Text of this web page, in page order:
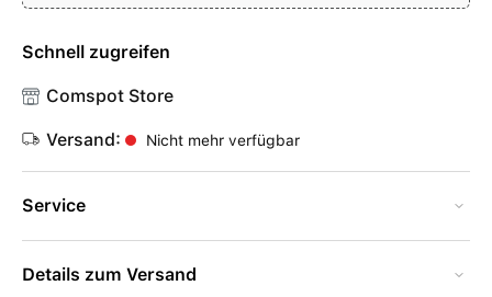
Schnell zugreifen
Comspot Store
Versand: Nicht mehr verfügbar
Service
Details zum Versand